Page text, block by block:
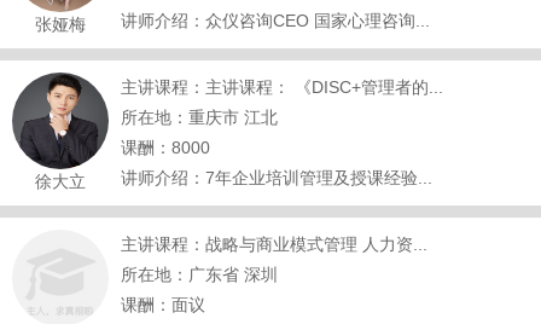
张娅梅
讲师介绍：众仪咨询CEO 国家心理咨询...
徐大立
主讲课程：主讲课程： 《DISC+管理者的...
所在地：重庆市 江北
课酬：8000
讲师介绍：7年企业培训管理及授课经验...
主讲课程：战略与商业模式管理 人力资...
所在地：广东省 深圳
课酬：面议